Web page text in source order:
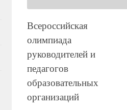
Всероссийская
олимпиада
руководителей и
педагогов
образовательных
организаций